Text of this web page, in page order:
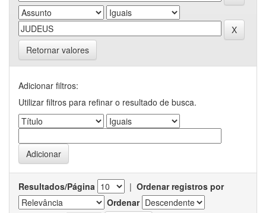
Retornar valores
Adicionar filtros:
Utilizar filtros para refinar o resultado de busca.
Resultados/Página | Ordenar registros por
Ordenar